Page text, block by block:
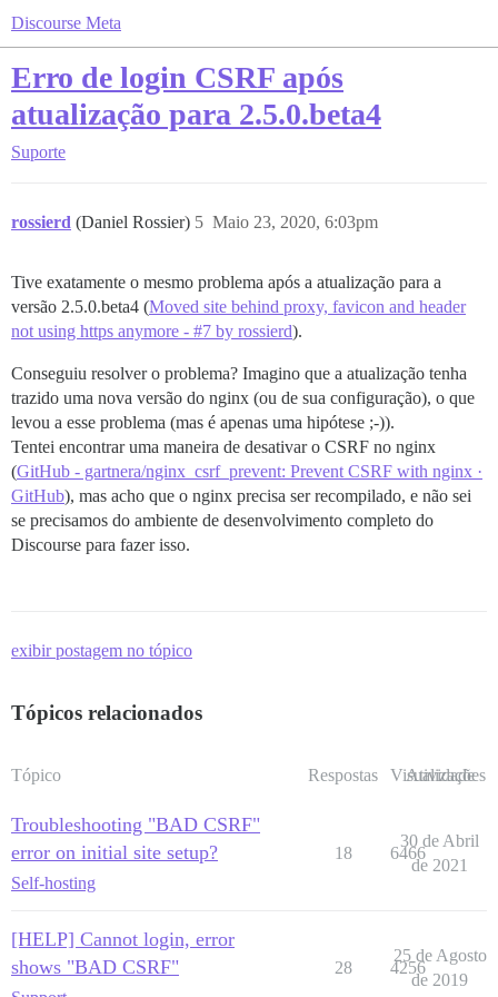
Discourse Meta
Erro de login CSRF após
atualização para 2.5.0.beta4
Suporte
rossierd (Daniel Rossier) Maio 23, 2020, 6:03pm
5
Tive exatamente o mesmo problema após a atualização para a
versão 2.5.0.beta4 (Moved site behind proxy, favicon and header
not using https anymore - #7 by rossierd).
Conseguiu resolver o problema? Imagino que a atualização tenha
trazido uma nova versão do nginx (ou de sua configuração), o que
levou a esse problema (mas é apenas uma hipótese ;-)).
Tentei encontrar uma maneira de desativar o CSRF no nginx
(GitHub - gartnera/nginx_csrf_prevent: Prevent CSRF with nginx ·
GitHub), mas acho que o nginx precisa ser recompilado, e não sei
se precisamos do ambiente de desenvolvimento completo do
Discourse para fazer isso.
exibir postagem no tópico
Tópicos relacionados
Tópico Respostas Visualizações
Atividade
Troubleshooting "BAD CSRF"
error on initial site setup?
Self-hosting
18 6466
30 de Abril
de 2021
[HELP] Cannot login, error
shows "BAD CSRF"
28 4256
25 de Agosto
de 2019